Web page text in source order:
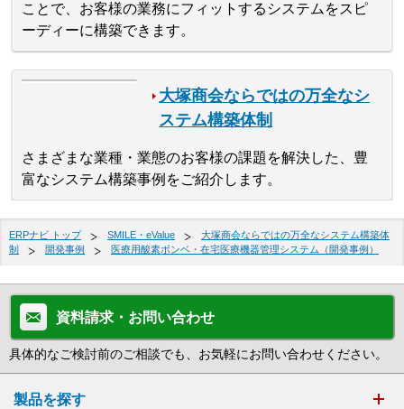
ことで、お客様の業務にフィットするシステムをスピ
ーディーに構築できます。
大塚商会ならではの万全なシ
ステム構築体制
さまざまな業種・業態のお客様の課題を解決した、豊
富なシステム構築事例をご紹介します。
ERPナビ トップ SMILE・eValue
大塚商会ならではの万全なシステム構築体
制
開発事例 医療用酸素ボンベ・在宅医療機器管理システム（開発事例）
資料請求・お問い合わせ
具体的なご検討前のご相談でも、お気軽にお問い合わせください。
製品を探す